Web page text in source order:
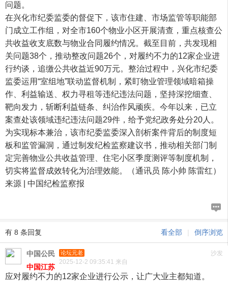
问题。
在兴化市纪委监委的督促下，该市住建、市场监管等职能部
门成立工作组，对全市160个物业小区开展清查，重点核查公
共收益收支底数与物业合同履约情况。截至目前，共发现相
关问题38个，推动整改问题26个，对履约不力的12家企业进
行约谈，追缴公共收益近90万元。整治过程中，兴化市纪委
监委运用“室组地”联动监督机制，紧盯物业管理领域暗箱操
作、利益输送、权力寻租等违纪违法问题，坚持深挖细查、
靶向发力，斩断利益链条、纠治作风顽疾。今年以来，已立
案查处该领域违纪违法问题29件，给予党纪政务处分20人。
为实现标本兼治，该市纪委监委深入剖析案件背后的制度短
板和监管漏洞，通过制发纪检监察建议书，推动相关部门制
定完善物业公共收益管理、住宅小区季度测评等制度机制，
切实将监督成效转化为治理效能。（通讯员 陈小帅 陈雷红）
来源 | 中国纪检监察报
看全部 | 倒序浏览
有 8 条回复
沙发
中国公民 论坛元老
2025-12-2 09:35:41 来自
中国江苏
应对履约不力的12家企业进行公示，让广大业主都知道。